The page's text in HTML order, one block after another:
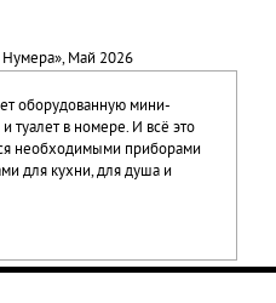
Нумера», Май 2026
оборудованную мини-
туалет в номере. И всё это
необходимыми приборами
для кухни, для душа и